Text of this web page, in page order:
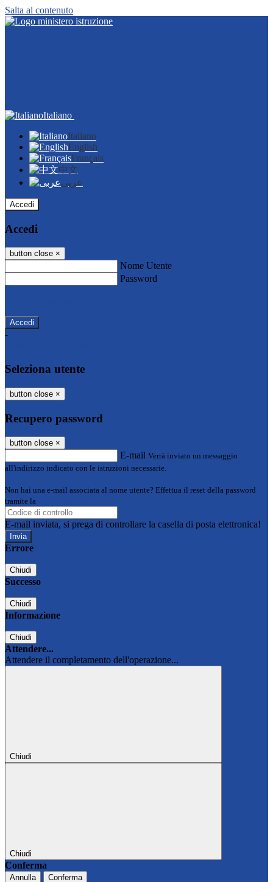
Salta al contenuto
Italiano
Italiano
English
Français
中文
عربى
Accedi
Accedi
button close ×
Nome Utente
Password
-
Seleziona utente
button close ×
Recupero password
button close ×
E-mail Verrà inviato un messaggio
all'indirizzo indicato con le istruzioni necessarie.
Non hai una e-mail associata al nome utente? Effettua il reset della password
tramite la
E-mail inviata, si prega di controllare la casella di posta elettronica!
Errore
Chiudi
Successo
Chiudi
Informazione
Chiudi
Attendere...
Attendere il completamento dell'operazione...
Chiudi
Chiudi
Conferma
Annulla Conferma